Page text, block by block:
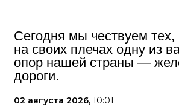
Сегодня мы чествуем тех,
на своих плечах одну из
опор нашей страны —
дороги.
02 августа 2026, 10:01